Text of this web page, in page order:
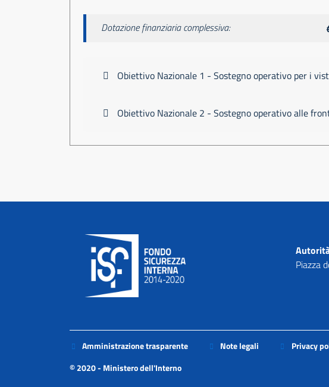
Dotazione finanziaria complessiva:
Obiettivo Nazionale 1 - Sostegno operativo per i
Obiettivo Nazionale 2 - Sostegno operativo alle
Footer
Piazza
Piè
di
Amministrazione trasparente Note legali
Privacy
© 2020 - Ministero dell'Interno